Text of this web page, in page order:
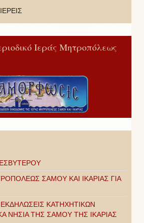
Ιεράς Μητροπόλεως
ΣΑΜΟΥ ΚΑΙ ΙΚΑΡΙΑΣ ΓΙΑ
ΚΑΤΗΧΗΤΙΚΩΝ
ΝΗΣΙΑ ΤΗΣ ΣΑΜΟΥ ΤΗΣ ΙΚΑΡΙΑΣ